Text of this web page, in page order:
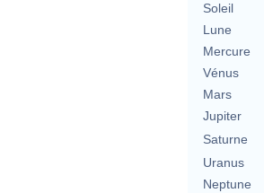
Soleil
Lune
Mercure
Vénus
Mars
Jupiter
Saturne
Uranus
Neptune